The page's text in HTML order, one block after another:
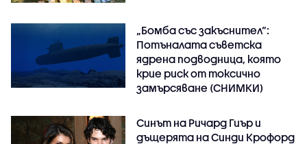
„Бомба със закъснител“:
Потъналата съветска
ядрена подводница, която
крие риск от токсично
замърсяване (СНИМКИ)
Синът на Ричард Гиър и
дъщерята на Синди Крофорд